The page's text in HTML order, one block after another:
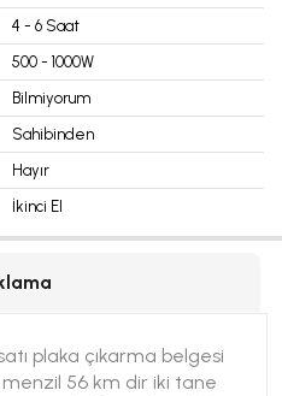
4 - 6 Saat
500 - 1000W
Bilmiyorum
Sahibinden
Hayır
İkinci El
plaka çıkarma belgesi
56 km dir iki tane